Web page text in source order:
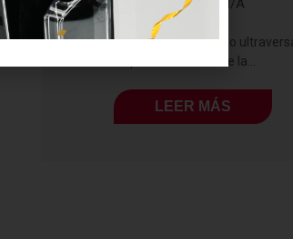
ZEBRA N/A
El escáner complementario
para el cuidado de la...
LEER MÁS